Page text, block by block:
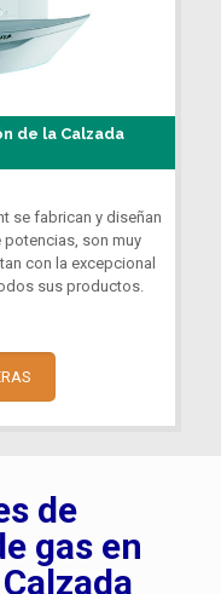
de la Calzada
se fabrican y diseñan
potencias, son muy
con la excepcional
sus productos.
de
gas en